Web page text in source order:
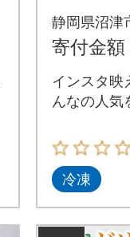
コ・い
メル)
静岡県沼津
寄付金額
インスタ映
んなの人気
冷凍